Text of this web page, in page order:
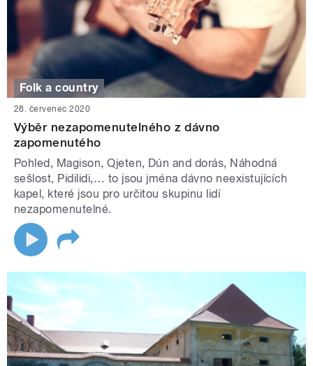
Folk a country
28. červenec 2020
Výběr nezapomenutelného z dávno
zapomenutého
Pohled, Magison, Qjeten, Dún and dorás, Náhodná
sešlost, Pidilidi,… to jsou jména dávno neexistujících
kapel, které jsou pro určitou skupinu lidí
nezapomenutelné.